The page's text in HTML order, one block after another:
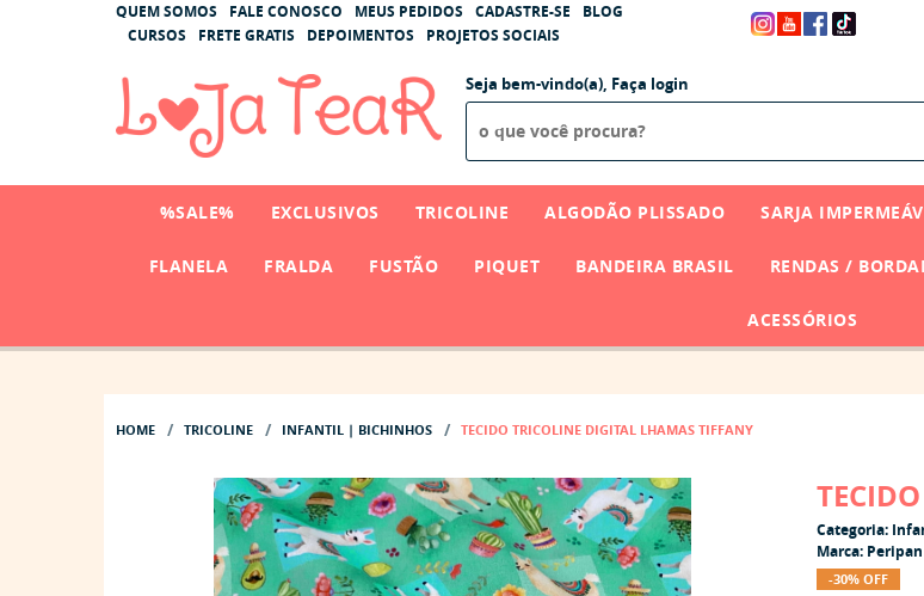
QUEM SOMOS FALE CONOSCO MEUS PEDIDOS CADASTRE-SE
BLOG
CURSOS
FRETE GRATIS DEPOIMENTOS PROJETOS SOCIAIS
Seja bem-vindo(a), Faça login
%SALE% EXCLUSIVOS TRICOLINE ALGODÃO PLISSADO SARJA
FLANELA FRALDA FUSTÃO PIQUET BANDEIRA BRASIL RENDAS /
ACESSÓRIOS
HOME TRICOLINE INFANTIL | BICHINHOS TECIDO TRICOLINE DIGITAL LHAMAS TIFFANY
Categoria:
Marca: Peripan
-30% OFF